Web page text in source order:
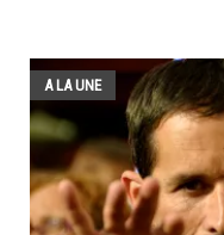
A LA UNE